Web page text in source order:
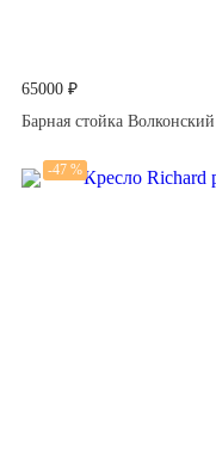
65000 ₽
Барная стойка Волконский
-47 %